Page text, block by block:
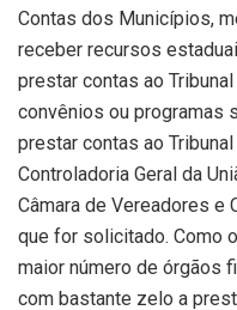
Contas dos Municípios,
receber recursos
prestar contas ao
convênios ou programas
prestar contas ao
Controladoria Geral da
Câmara de Vereadores
que for solicitado. Como
maior número de órgãos
com bastante zelo a